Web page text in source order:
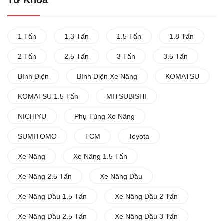
1 Tấn 1.3 Tấn 1.5 Tấn 1.8 Tấn
2 Tấn 2.5 Tấn 3 Tấn 3.5 Tấn
Bình Điện Bình Điện Xe Nâng KOMATSU
KOMATSU 1.5 Tấn MITSUBISHI
NICHIYU Phụ Tùng Xe Nâng
SUMITOMO TCM Toyota
Xe Nâng Xe Nâng 1.5 Tấn
Xe Nâng 2.5 Tấn Xe Nâng Dầu
Xe Nâng Dầu 1.5 Tấn Xe Nâng Dầu 2 Tấn
Xe Nâng Dầu 2.5 Tấn Xe Nâng Dầu 3 Tấn